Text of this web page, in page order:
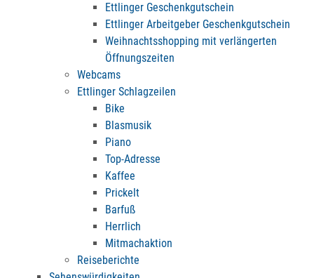
Ettlinger Geschenkgutschein
Ettlinger Arbeitgeber Geschenkgutschein
Weihnachtsshopping mit verlängerten
Öffnungszeiten
Webcams
Ettlinger Schlagzeilen
Bike
Blasmusik
Piano
Top-Adresse
Kaffee
Prickelt
Barfuß
Herrlich
Mitmachaktion
Reiseberichte